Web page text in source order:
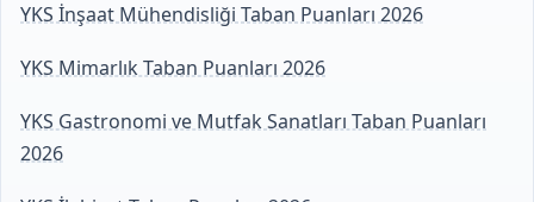
YKS İnşaat Mühendisliği Taban Puanları 2026
YKS Mimarlık Taban Puanları 2026
YKS Gastronomi ve Mutfak Sanatları Taban Puanları
2026